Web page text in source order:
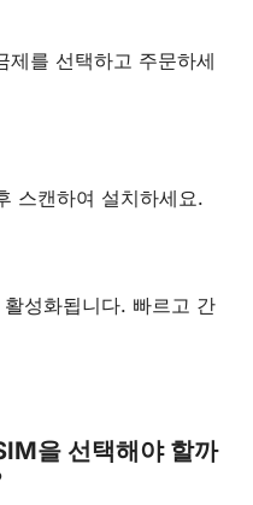
제를 선택하고 주문하세
스캔하여 설치하세요.
성화됩니다. 빠르고 간
을 선택해야 할까